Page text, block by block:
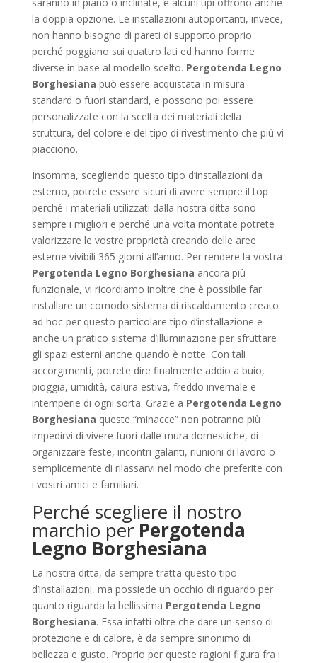
la doppia opzione. Le installazioni autoportanti, invece,
non hanno bisogno di pareti di supporto proprio
perché poggiano sui quattro lati ed hanno forme
diverse in base al modello scelto. Pergotenda Legno
Borghesiana può essere acquistata in misura
standard o fuori standard, e possono poi essere
personalizzate con la scelta dei materiali della
struttura, del colore e del tipo di rivestimento che più vi
piacciono.
Insomma, scegliendo questo tipo d’installazioni da
esterno, potrete essere sicuri di avere sempre il top
perché i materiali utilizzati dalla nostra ditta sono
sempre i migliori e perché una volta montate potrete
valorizzare le vostre proprietà creando delle aree
esterne vivibili 365 giorni all’anno. Per rendere la vostra
Pergotenda Legno Borghesiana ancora più
funzionale, vi ricordiamo inoltre che è possibile far
installare un comodo sistema di riscaldamento creato
ad hoc per questo particolare tipo d’installazione e
anche un pratico sistema d’illuminazione per sfruttare
gli spazi esterni anche quando è notte. Con tali
accorgimenti, potrete dire finalmente addio a buio,
pioggia, umidità, calura estiva, freddo invernale e
intemperie di ogni sorta. Grazie a Pergotenda Legno
Borghesiana queste “minacce” non potranno più
impedirvi di vivere fuori dalle mura domestiche, di
organizzare feste, incontri galanti, riunioni di lavoro o
semplicemente di rilassarvi nel modo che preferite con
i vostri amici e familiari.
Perché scegliere il nostro
marchio per Pergotenda
Legno Borghesiana
La nostra ditta, da sempre tratta questo tipo
d’installazioni, ma possiede un occhio di riguardo per
quanto riguarda la bellissima Pergotenda Legno
Borghesiana. Essa infatti oltre che dare un senso di
protezione e di calore, è da sempre sinonimo di
bellezza e gusto. Proprio per queste ragioni figura fra i